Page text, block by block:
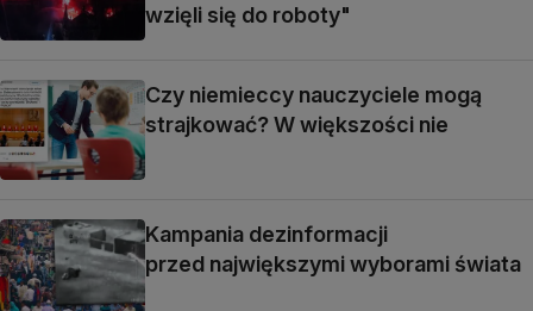
wzięli się do roboty"
Czy niemieccy nauczyciele mogą
strajkować? W większości nie
Kampania dezinformacji
przed największymi wyborami świata